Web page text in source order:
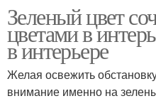
Зеленый цвет
цветами в
в интерьере
Желая освежить
внимание именно на